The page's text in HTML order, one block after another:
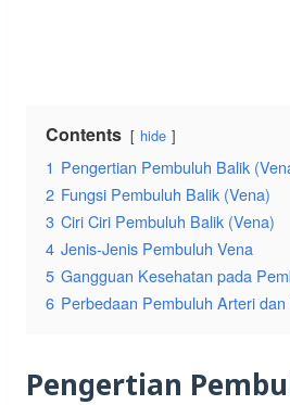
Contents hide
1 Pengertian Pembuluh Balik
2 Fungsi Pembuluh Balik (Vena)
3 Ciri Ciri Pembuluh Balik (Vena)
4 Jenis-Jenis Pembuluh Vena
5 Gangguan Kesehatan pada
6 Perbedaan Pembuluh Arteri dan
Pengertian